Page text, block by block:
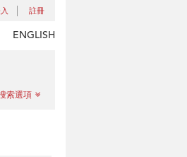
註冊
ENGLISH
索選項